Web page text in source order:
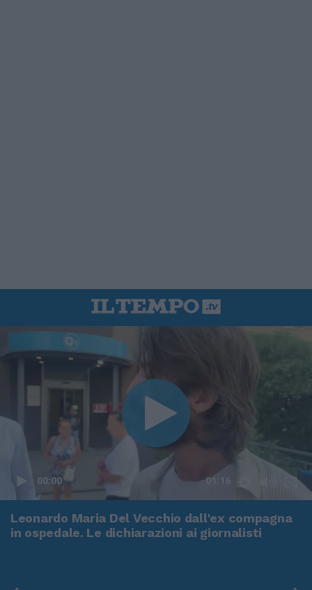
00:00 01:16
Leonardo Maria Del Vecchio dall'ex compagna
in ospedale. Le dichiarazioni ai giornalisti